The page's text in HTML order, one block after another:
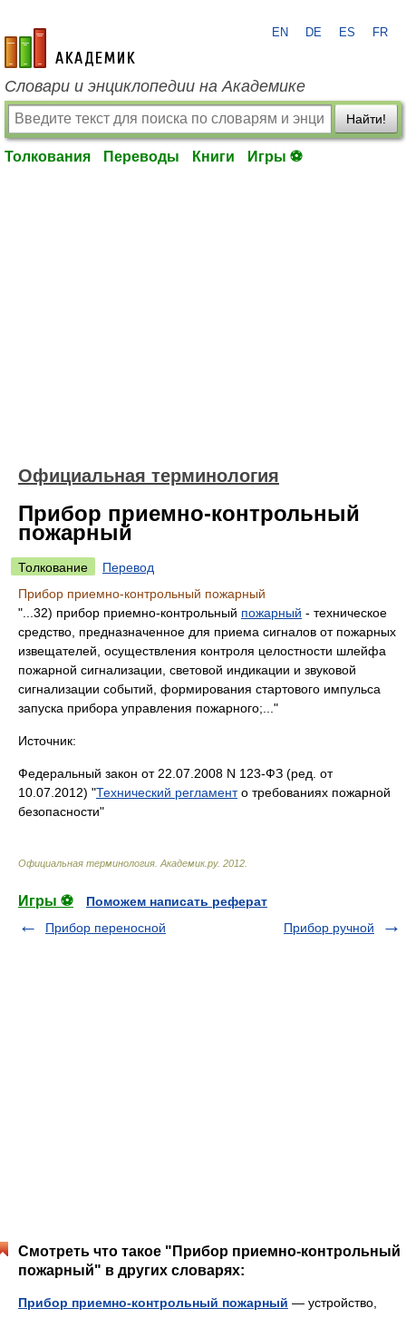
academic.ru
EN DE ES FR
Словари и энциклопедии на Академике
Найти!
Толкования Переводы Книги Игры ⚽
Официальная терминология
Прибор приемно-контрольный
пожарный
Толкование
Перевод
Прибор приемно-контрольный пожарный
"...32) прибор приемно-контрольный пожарный - техническое
средство, предназначенное для приема сигналов от пожарных
извещателей, осуществления контроля целостности шлейфа
пожарной сигнализации, световой индикации и звуковой
сигнализации событий, формирования стартового импульса
запуска прибора управления пожарного;..."
Источник:
Федеральный закон от 22.07.2008 N 123-ФЗ (ред. от
10.07.2012) "Технический регламенто требованиях пожарной
безопасности"
Официальная терминология Академик.ру. 2012
Игры ⚽
Поможем написать реферат
Прибор переносной
Прибор ручной
Смотреть что такое "Прибор приемно-контрольный
пожарный" в других словарях:
Прибор приемно-контрольный пожарный — устройство,